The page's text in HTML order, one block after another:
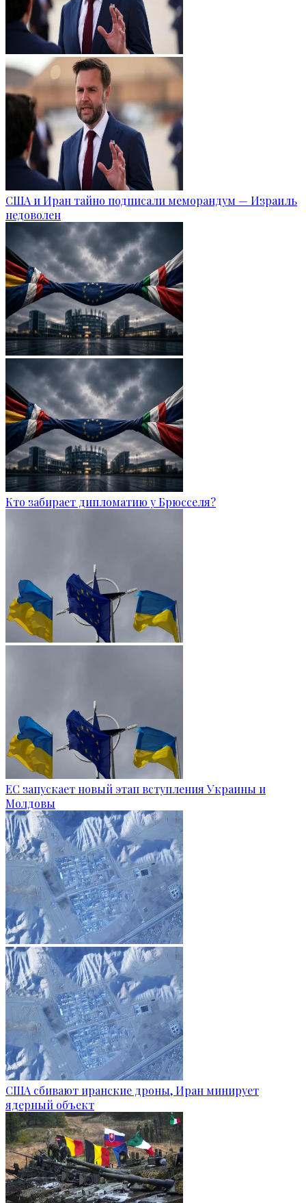
США и Иран тайно подписали меморандум — Израиль
недоволен
Кто забирает дипломатию у Брюсселя?
ЕС запускает новый этап вступления Украины и
Молдовы
США сбивают иранские дроны, Иран минирует
ядерный объект